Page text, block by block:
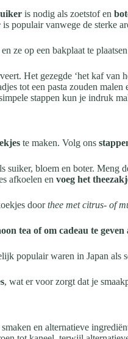
is nodig als zoetstof en
is populair vanwege de sterke
ze op een bakplaat te
Het gezegde ‘het kaf
tot een pasta zouden
stappen kun je indruk
te maken. Volg ons
suiker, bloem en boter. Meng
afkoelen en voeg het
doorthee met citrus- of
tea of om cadeau te
populair waren in Japan
, wat er voor zorgt dat je
en alternatieve